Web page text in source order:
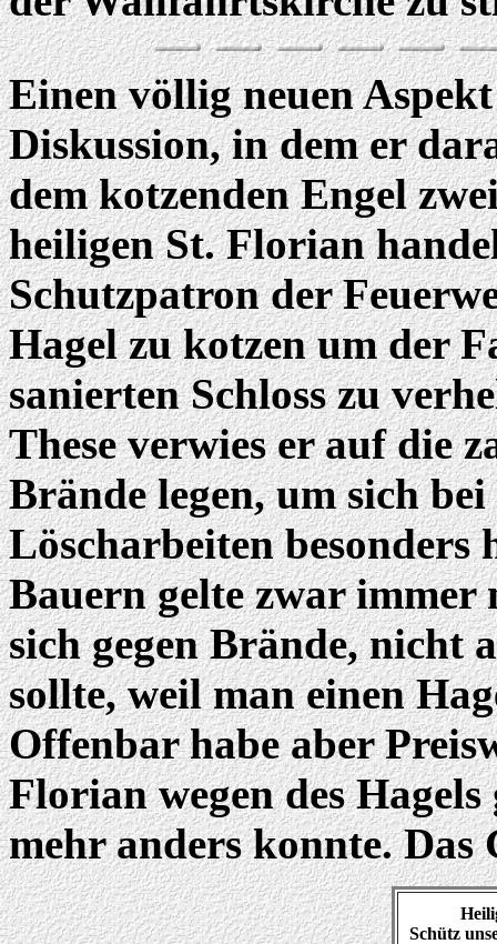
Einen völlig neuen
Diskussion, in dem er
dem kotzenden Engel
heiligen St. Florian
Schutzpatron der
Hagel zu kotzen um der
sanierten Schloss zu
These verwies er auf die
Brände legen, um sich
Löscharbeiten
Bauern gelte zwar immer
sich gegen Brände, nicht
sollte, weil man einen
Offenbar habe aber
Florian wegen des
mehr anders konnte. Das
Schütz